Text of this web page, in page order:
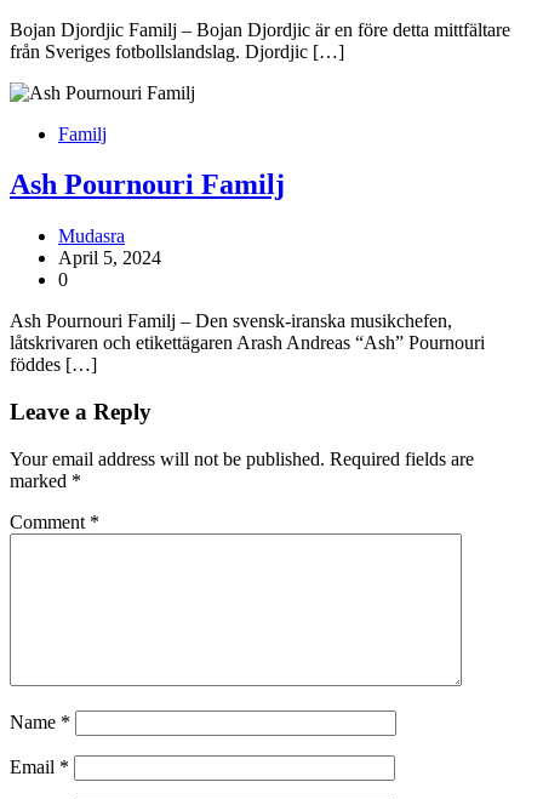
Bojan Djordjic Familj – Bojan Djordjic är en före detta mittfältare
från Sveriges fotbollslandslag. Djordjic […]
Familj
Ash Pournouri Familj
Mudasra
April 5, 2024
0
Ash Pournouri Familj – Den svensk-iranska musikchefen,
låtskrivaren och etikettägaren Arash Andreas “Ash” Pournouri
föddes […]
Leave a Reply
Your email address will not be published. Required fields are
marked *
Comment *
Name *
Email *